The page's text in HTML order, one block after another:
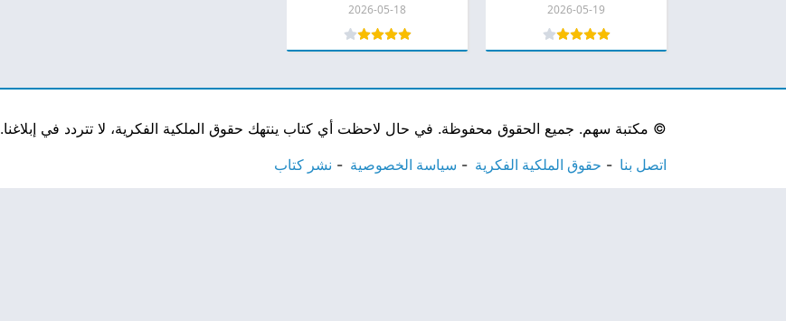
2026-05-19
2026-05-18
© مكتبة سهم. جميع الحقوق محفوظة. في حال لاحظت أي كتاب ينتهك حقوق الملكية الفكرية، لا تتردد في إبلاغنا.
اتصل بنا حقوق الملكية الفكرية سياسة الخصوصية نشر كتاب